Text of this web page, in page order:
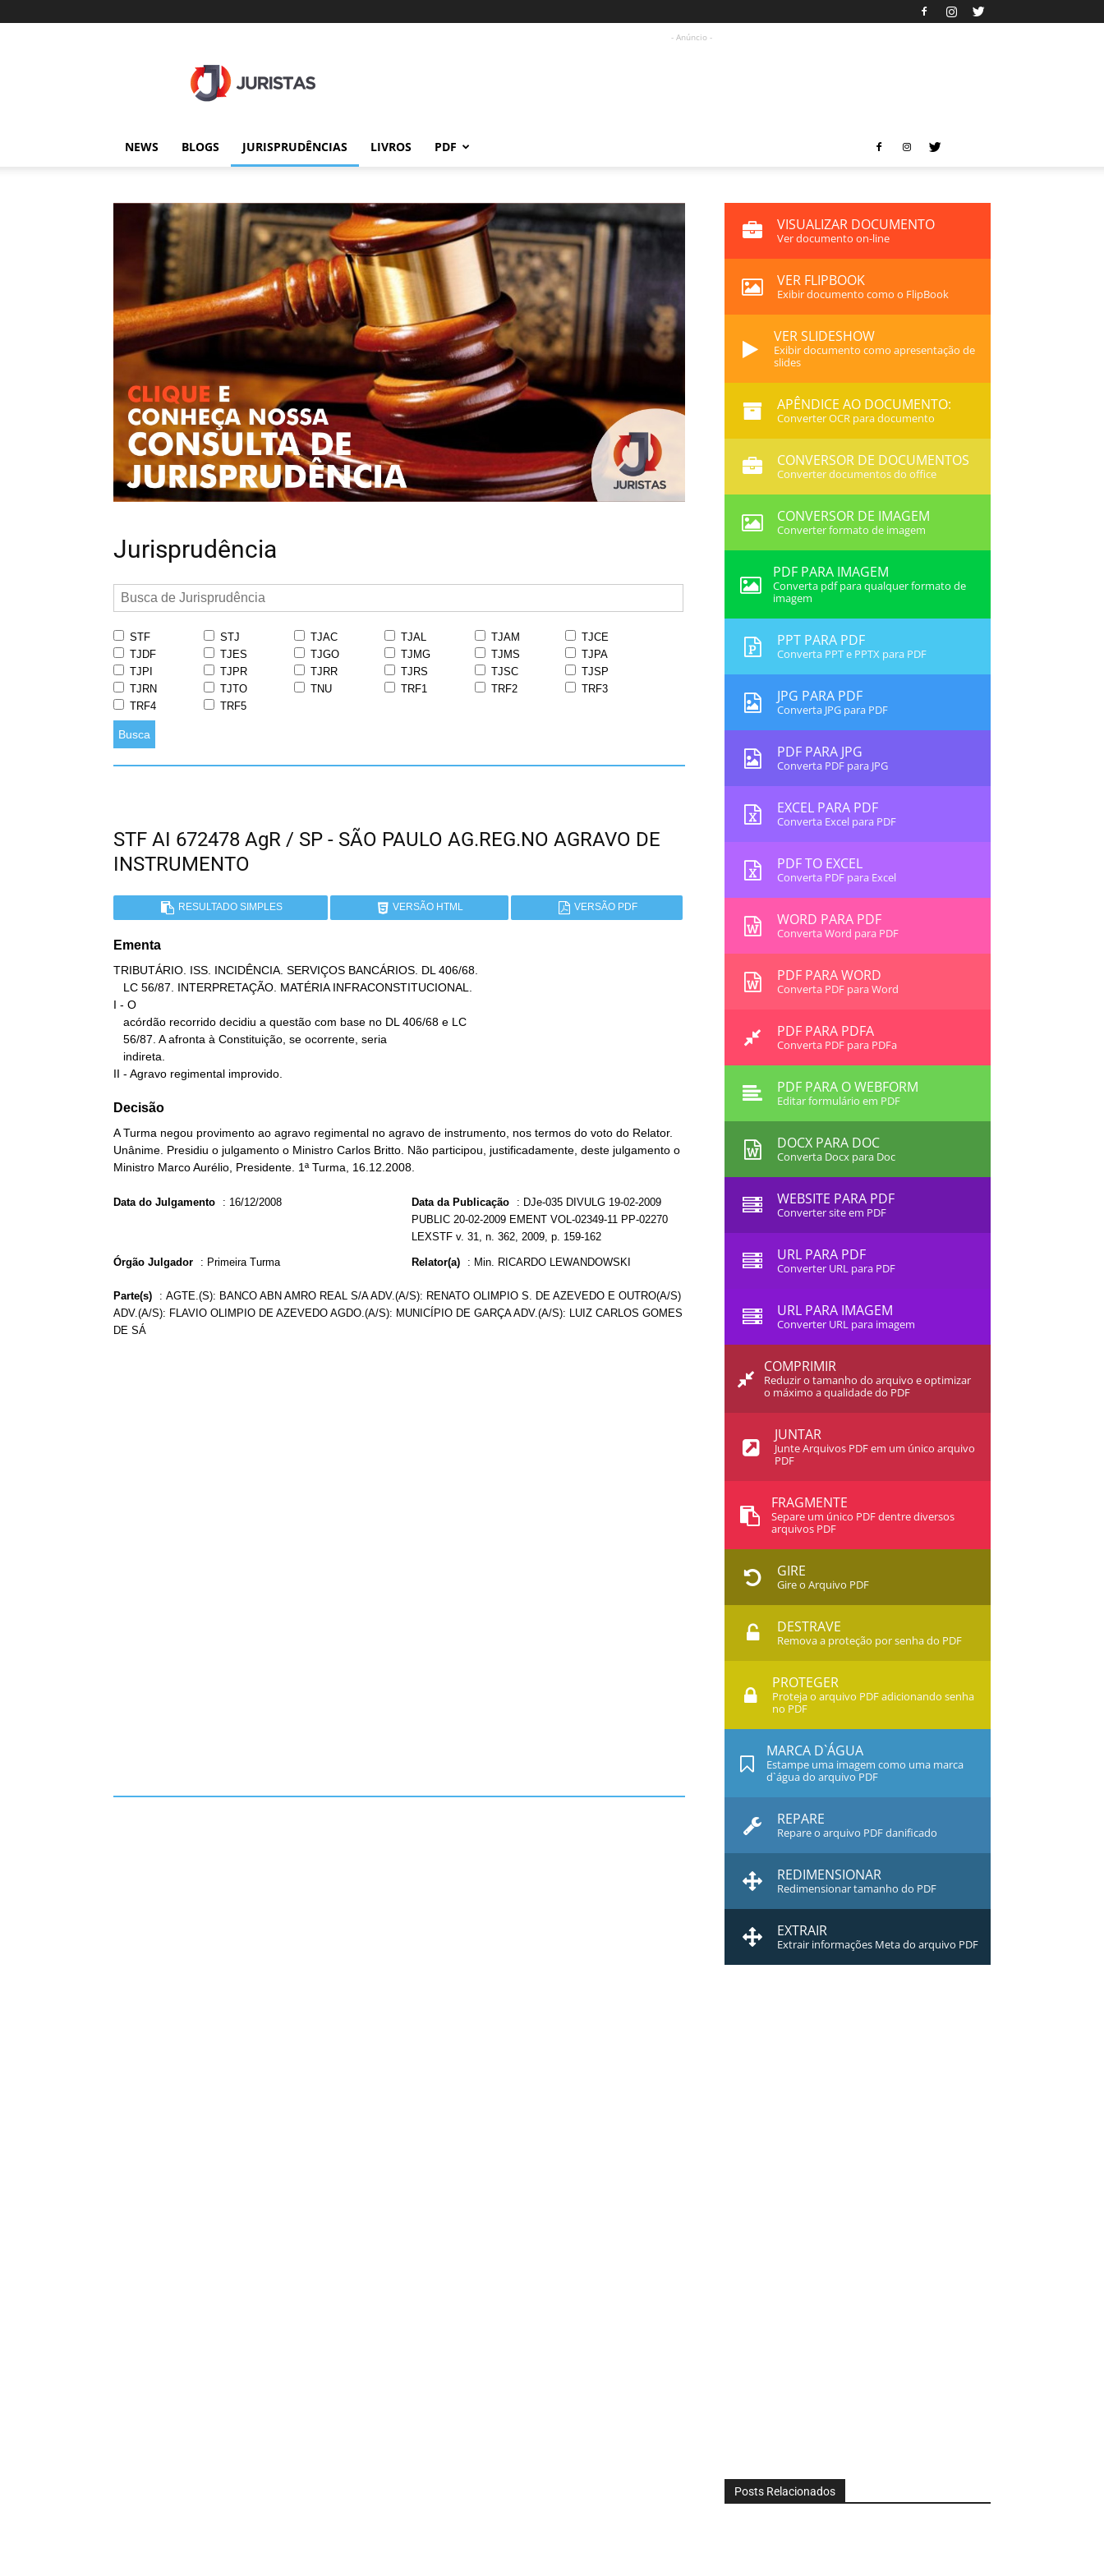
- Anúncio -
NEWS BLOGS JURISPRUDÊNCIAS LIVROS PDF
Jurisprudência
STF STJ TJAC TJAL TJAM
TJCE
TJDF
TJES TJGO TJMG TJMS
TJPA
TJPI
TJPR TJRR TJRS TJSC
TJSP
TJRN
TJTO TNU TRF1 TRF2
TRF3
TRF4
TRF5
Busca
STF AI 672478 AgR / SP - SÃO PAULO AG.REG.NO AGRAVO DE
INSTRUMENTO
RESULTADO SIMPLES VERSÃO HTML VERSÃO PDF
Ementa
TRIBUTÁRIO. ISS. INCIDÊNCIA. SERVIÇOS BANCÁRIOS. DL 406/68.
I - O
II - Agravo regimental improvido.
Decisão
A Turma negou provimento ao agravo regimental no agravo de instrumento, nos termos do voto do Relator.
Unânime. Presidiu o julgamento o Ministro Carlos Britto. Não participou, justificadamente, deste julgamento o
Ministro Marco Aurélio, Presidente. 1ª Turma, 16.12.2008.
Data do Julgamento : 16/12/2008 Data da Publicação : DJe-035 DIVULG 19-02-2009
PUBLIC 20-02-2009 EMENT VOL-02349-11 PP-02270
LEXSTF v. 31, n. 362, 2009, p. 159-162
Órgão Julgador : Primeira Turma Relator(a) : Min. RICARDO LEWANDOWSKI
Parte(s) : AGTE.(S): BANCO ABN AMRO REAL S/A ADV.(A/S): RENATO OLIMPIO S. DE AZEVEDO E OUTRO(A/S)
ADV.(A/S): FLAVIO OLIMPIO DE AZEVEDO AGDO.(A/S): MUNICÍPIO DE GARÇA ADV.(A/S): LUIZ CARLOS GOMES
DE SÁ
VISUALIZAR DOCUMENTO
Ver documento on-line
VER FLIPBOOK
Exibir documento como o FlipBook
VER SLIDESHOW
Exibir documento como apresentação de
slides
APÊNDICE AO DOCUMENTO:
Converter OCR para documento
CONVERSOR DE DOCUMENTOS
Converter documentos do office
CONVERSOR DE IMAGEM
Converter formato de imagem
PDF PARA IMAGEM
Converta pdf para qualquer formato de
imagem
PPT PARA PDF
Converta PPT e PPTX para PDF
JPG PARA PDF
Converta JPG para PDF
PDF PARA JPG
Converta PDF para JPG
EXCEL PARA PDF
Converta Excel para PDF
PDF TO EXCEL
Converta PDF para Excel
WORD PARA PDF
Converta Word para PDF
PDF PARA WORD
Converta PDF para Word
PDF PARA PDFA
Converta PDF para PDFa
PDF PARA O WEBFORM
Editar formulário em PDF
DOCX PARA DOC
Converta Docx para Doc
WEBSITE PARA PDF
Converter site em PDF
URL PARA PDF
Converter URL para PDF
URL PARA IMAGEM
Converter URL para imagem
COMPRIMIR
Reduzir o tamanho do arquivo e optimizar
o máximo a qualidade do PDF
JUNTAR
Junte Arquivos PDF em um único arquivo
PDF
FRAGMENTE
Separe um único PDF dentre diversos
arquivos PDF
GIRE
Gire o Arquivo PDF
DESTRAVE
Remova a proteção por senha do PDF
PROTEGER
Proteja o arquivo PDF adicionando senha
no PDF
MARCA D`ÁGUA
Estampe uma imagem como uma marca
d`água do arquivo PDF
REPARE
Repare o arquivo PDF danificado
REDIMENSIONAR
Redimensionar tamanho do PDF
EXTRAIR
Extrair informações Meta do arquivo PDF
Posts Relacionados